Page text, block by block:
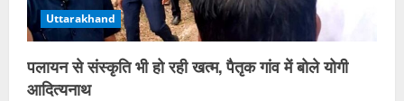
Uttarakhand
पलायन से संस्कृति भी हो रही खत्म, पैतृक गांव में बोले योगी
आदित्यनाथ